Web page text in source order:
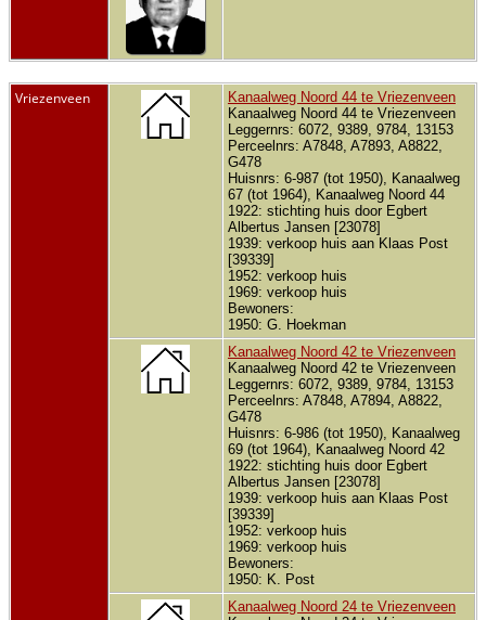
Vriezenveen
Kanaalweg Noord 44 te Vriezenveen
Kanaalweg Noord 44 te Vriezenveen
Leggernrs: 6072, 9389, 9784, 13153
Perceelnrs: A7848, A7893, A8822,
G478
Huisnrs: 6-987 (tot 1950), Kanaalweg
67 (tot 1964), Kanaalweg Noord 44
1922: stichting huis door Egbert
Albertus Jansen [23078]
1939: verkoop huis aan Klaas Post
[39339]
1952: verkoop huis
1969: verkoop huis
Bewoners:
1950: G. Hoekman
Kanaalweg Noord 42 te Vriezenveen
Kanaalweg Noord 42 te Vriezenveen
Leggernrs: 6072, 9389, 9784, 13153
Perceelnrs: A7848, A7894, A8822,
G478
Huisnrs: 6-986 (tot 1950), Kanaalweg
69 (tot 1964), Kanaalweg Noord 42
1922: stichting huis door Egbert
Albertus Jansen [23078]
1939: verkoop huis aan Klaas Post
[39339]
1952: verkoop huis
1969: verkoop huis
Bewoners:
1950: K. Post
Kanaalweg Noord 24 te Vriezenveen